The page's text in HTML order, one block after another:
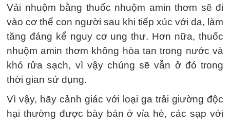
Vải nhuộm bằng thuốc nhuộm amin thơm sẽ đi
vào cơ thể con người sau khi tiếp xúc với da, làm
tăng đáng kể nguy cơ ung thư. Hơn nữa, thuốc
nhuộm amin thơm không hòa tan trong nước và
khó rửa sạch, vì vậy chúng sẽ vẫn ở đó trong
thời gian sử dụng.
Vì vậy, hãy cảnh giác với loại ga trải giường độc
hại thường được bày bán ở vỉa hè, các sạp với